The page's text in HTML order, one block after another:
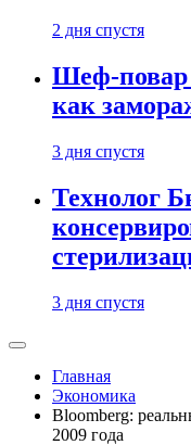
2 дня спустя
Шеф-повар
как
3 дня спустя
Технолог
3 дня спустя
Главная
Экономика
Bloomberg:
2009 года